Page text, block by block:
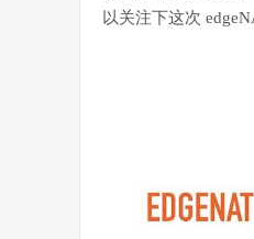
以关注下这次